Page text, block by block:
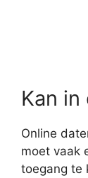
Kan
Online
moet vaak
toegang te